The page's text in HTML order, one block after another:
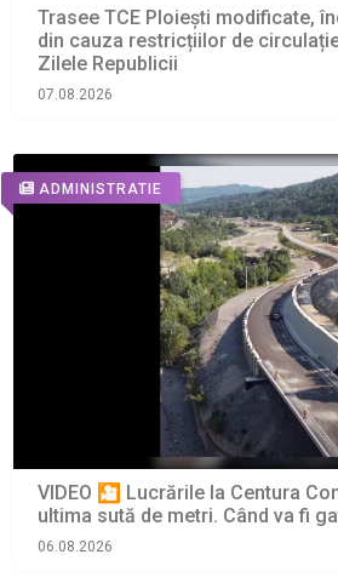
Trasee TCE Ploiești modificate,
din cauza restricțiilor de
Zilele Republicii
07.08.2026
ADMINISTRATIE
VIDEO 🎦 Lucrările la Centura
ultima sută de metri. Când va fi
06.08.2026